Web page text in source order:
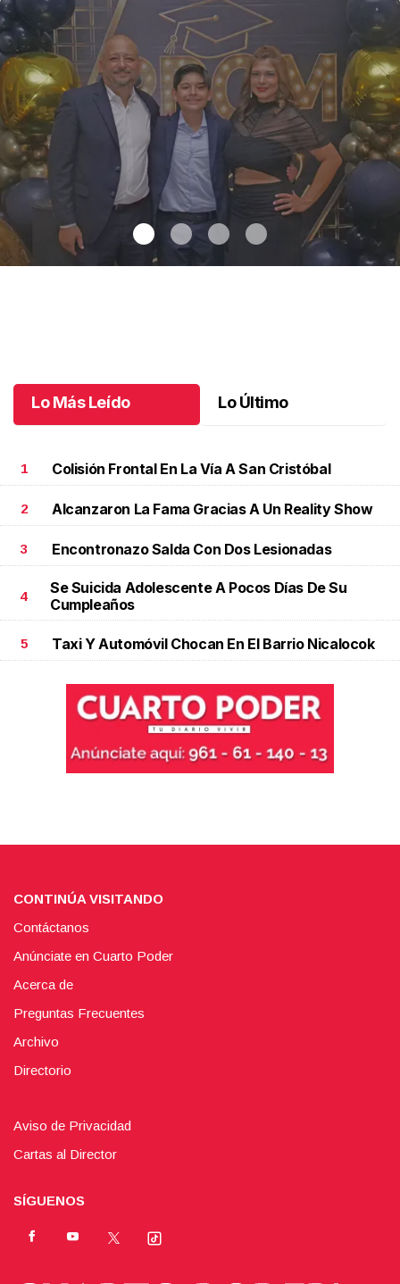
Lo Más Leído Lo Último
1 Colisión Frontal En La Vía A San Cristóbal
2 Alcanzaron La Fama Gracias A Un Reality Show
3 Encontronazo Salda Con Dos Lesionadas
4
Se Suicida Adolescente A Pocos Días De Su
Cumpleaños
5 Taxi Y Automóvil Chocan En El Barrio Nicalocok
CONTINÚA VISITANDO
Contáctanos
Anúnciate en Cuarto Poder
Acerca de
Preguntas Frecuentes
Archivo
Directorio
Aviso de Privacidad
Cartas al Director
SÍGUENOS